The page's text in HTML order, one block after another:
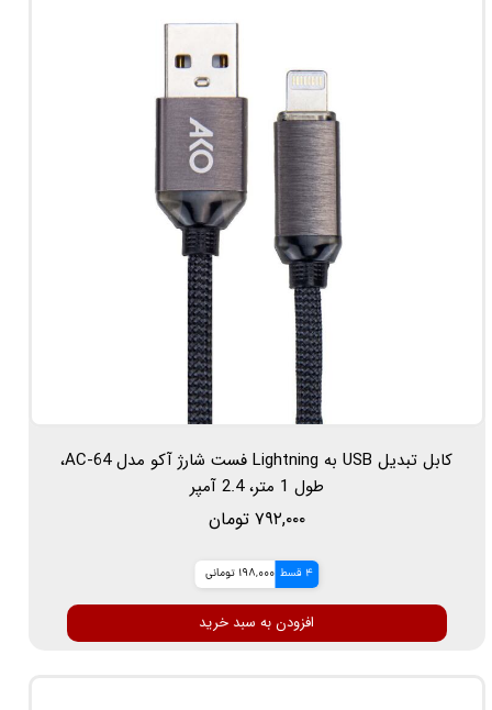
کابل تبدیل USB به Lightning فست شارژ آکو مدل AC-64،
طول 1 متر، 2.4 آمپر
۷۹۲,۰۰۰ تومان
4 قسط 198,000 تومانی
افزودن به سبد خرید